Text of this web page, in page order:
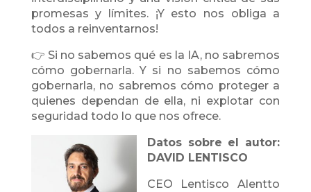
promesas y límites. ¡Y esto nos obliga a
todos a reinventarnos!
👉 Si no sabemos qué es la IA, no sabremos
cómo gobernarla. Y si no sabemos cómo
gobernarla, no sabremos cómo proteger a
quienes dependan de ella, ni explotar con
seguridad todo lo que nos ofrece.
Datos sobre el autor:
DAVID LENTISCO
CEO Lentisco Alentto